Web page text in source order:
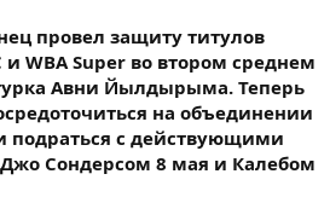
провел защиту титулов
WBA Super во втором среднем
Авни Йылдырыма. Теперь
на объединении
подраться с действующими
Сондерсом 8 мая и Калебом